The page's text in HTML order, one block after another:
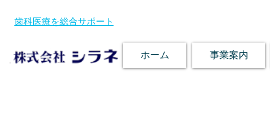
歯科医療を総合サポート
ホーム 事業案内